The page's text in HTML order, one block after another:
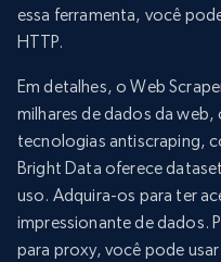
essa ferramenta, você
HTTP.
Em detalhes, o Web
milhares de dados da
tecnologias antiscraping,
Bright Data oferece
uso. Adquira-os para ter
impressionante de dados.
para proxy, você pode